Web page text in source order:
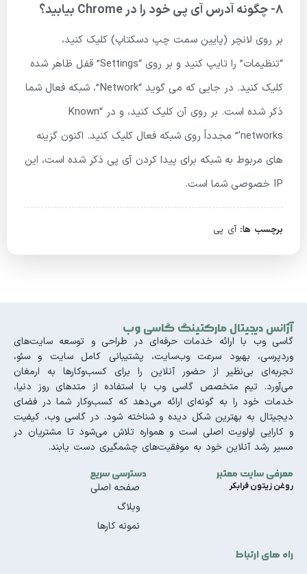
8- چگونه آدرس آی پی خود را در Chrome بیابید؟
بر روی لانچر (پایین سمت چپ دسکتاپ) کلیک کنید،
“تنظیمات” را تایپ کنید و بر روی “Settings” قفل ظاهر شده
کلیک کنید. در جایی که می گوید “Network”، شبکه فعال شما
ذکر شده است. بر روی آن کلیک کنید، و در “Known
networks’” مجدداً روی شبکه فعال کلیک کنید. اکنون گزینه
های مربوط به شبکه برای پیدا کردن آی پی ذکر شده است، این
IP خصوصی شما است.
برچسب ها: آی پی
آژانس دیجیتال مارکتینگ گاسی وب
گاسی وب با ارائه خدمات حرفه‌ای در طراحی و توسعه سایت‌های
وردپرسی، بهبود سرعت وب‌سایت، پشتیبانی کامل سایت و سئو،
تجربه‌ای بی‌نظیر از حضور آنلاین را برای کسب‌وکارها به ارمغان
می‌آورد. تیم متخصص گاسی وب با استفاده از متدهای روز دنیا،
خدمات خود را به گونه‌ای ارائه می‌دهد که کسب‌وکار شما در فضای
دیجیتال به بهترین شکل دیده و شناخته شود. در گاسی وب، کیفیت
و کارایی اولویت اصلی است و همواره تلاش می‌شود تا مشتریان در
مسیر رشد آنلاین خود به موفقیت‌های چشمگیری دست یابند.
معرفی سایت معتبر
روغن زیتون فرابکر
دسترسی سریع
صفحه اصلی
وبلاگ
نمونه کارها
راه های ارتباط